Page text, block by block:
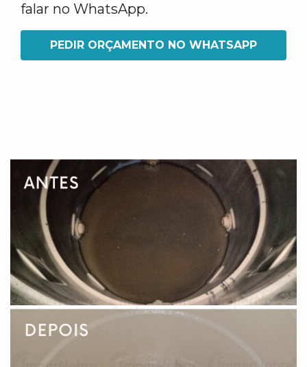
falar no WhatsApp.
PEDIR ORÇAMENTO NO WHATSAPP